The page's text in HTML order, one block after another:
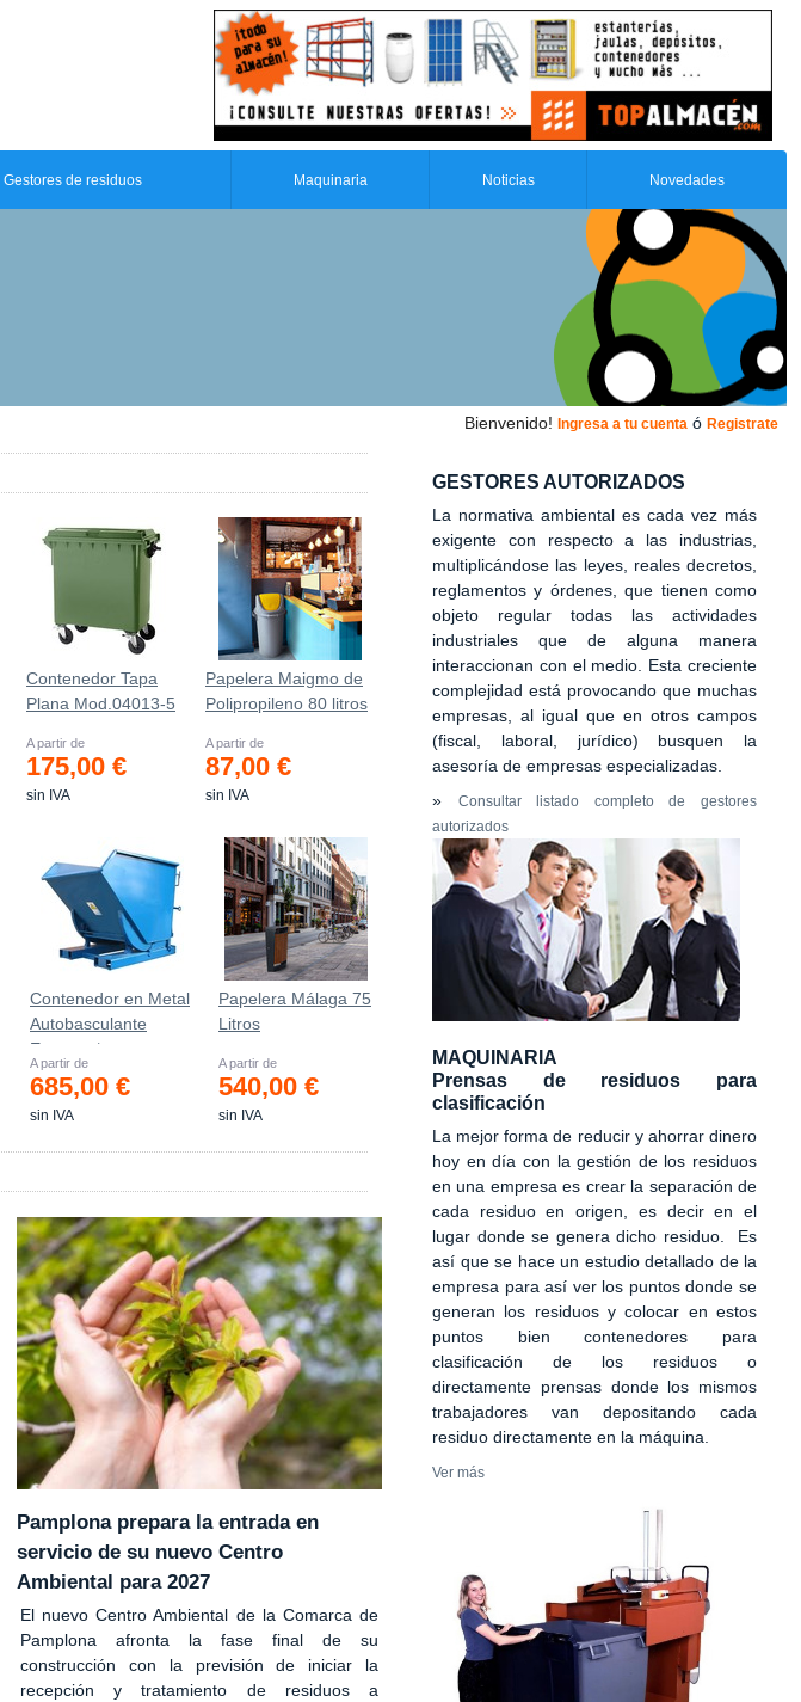
Gestores de residuos Maquinaria Noticias Novedades
Bienvenido! Ingresa a tu cuenta ó Registrate
Contenedor Tapa
Plana Mod.04013-5
A partir de
175,00 €
sin IVA
Papelera Maigmo de
Polipropileno 80 litros
A partir de
87,00 €
sin IVA
Contenedor en Metal
Autobasculante
Estanco *
A partir de
685,00 €
sin IVA
Papelera Málaga 75
Litros
A partir de
540,00 €
sin IVA
Pamplona prepara la entrada en
servicio de su nuevo Centro
Ambiental para 2027
El nuevo Centro Ambiental de la Comarca de
Pamplona afronta la fase final de su
construcción con la previsión de iniciar la
recepción y tratamiento de residuos a
GESTORES AUTORIZADOS
La normativa ambiental es cada vez más
exigente con respecto a las industrias,
multiplicándose las leyes, reales decretos,
reglamentos y órdenes, que tienen como
objeto regular todas las actividades
industriales que de alguna manera
interaccionan con el medio. Esta creciente
complejidad está provocando que muchas
empresas, al igual que en otros campos
(fiscal, laboral, jurídico) busquen la
asesoría de empresas especializadas.
» Consultar listado completo de gestores
autorizados
MAQUINARIA
Prensas de residuos para
clasificación
La mejor forma de reducir y ahorrar dinero
hoy en día con la gestión de los residuos
en una empresa es crear la separación de
cada residuo en origen, es decir en el
lugar donde se genera dicho residuo. Es
así que se hace un estudio detallado de la
empresa para así ver los puntos donde se
generan los residuos y colocar en estos
puntos bien contenedores para
clasificación de los residuos o
directamente prensas donde los mismos
trabajadores van depositando cada
residuo directamente en la máquina.
Ver más